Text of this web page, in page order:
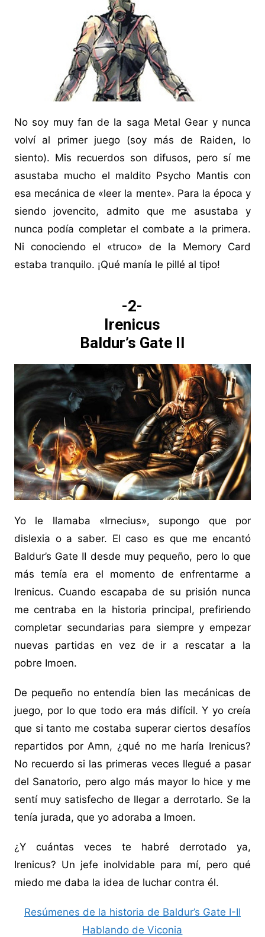
No soy muy fan de la saga Metal Gear y nunca
volví al primer juego (soy más de Raiden, lo
siento). Mis recuerdos son difusos, pero sí me
asustaba mucho el maldito Psycho Mantis con
esa mecánica de «leer la mente». Para la época y
siendo jovencito, admito que me asustaba y
nunca podía completar el combate a la primera.
Ni conociendo el «truco» de la Memory Card
estaba tranquilo. ¡Qué manía le pillé al tipo!
-2-
Irenicus
Baldur’s Gate II
Yo le llamaba «Irnecius», supongo que por
dislexia o a saber. El caso es que me encantó
Baldur’s Gate II desde muy pequeño, pero lo que
más temía era el momento de enfrentarme a
Irenicus. Cuando escapaba de su prisión nunca
me centraba en la historia principal, prefiriendo
completar secundarias para siempre y empezar
nuevas partidas en vez de ir a rescatar a la
pobre Imoen.
De pequeño no entendía bien las mecánicas de
juego, por lo que todo era más difícil. Y yo creía
que si tanto me costaba superar ciertos desafíos
repartidos por Amn, ¿qué no me haría Irenicus?
No recuerdo si las primeras veces llegué a pasar
del Sanatorio, pero algo más mayor lo hice y me
sentí muy satisfecho de llegar a derrotarlo. Se la
tenía jurada, que yo adoraba a Imoen.
¿Y cuántas veces te habré derrotado ya,
Irenicus? Un jefe inolvidable para mí, pero qué
miedo me daba la idea de luchar contra él.
Resúmenes de la historia de Baldur’s Gate I-II
Hablando de Viconia